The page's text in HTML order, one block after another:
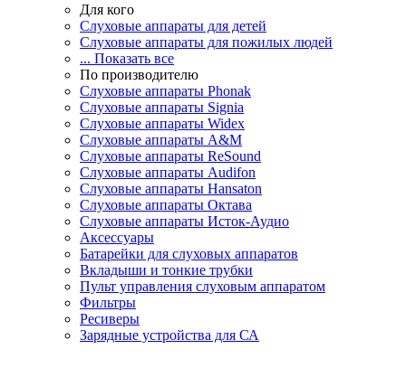
Для кого
Слуховые аппараты для детей
Слуховые аппараты для пожилых людей
... Показать все
По производителю
Слуховые аппараты Phonak
Слуховые аппараты Signia
Слуховые аппараты Widex
Слуховые аппараты A&M
Слуховые аппараты ReSound
Слуховые аппараты Audifon
Слуховые аппараты Hansaton
Слуховые аппараты Октава
Слуховые аппараты Исток-Аудио
Аксессуары
Батарейки для слуховых аппаратов
Вкладыши и тонкие трубки
Пульт управления слуховым аппаратом
Фильтры
Ресиверы
Зарядные устройства для СА